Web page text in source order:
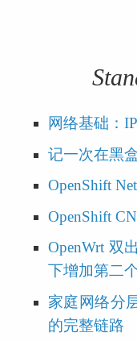
网络基础：
记一次在黑
OpenShift
OpenShift
OpenWrt 双
下增加第二
家庭网络分
的完整链路